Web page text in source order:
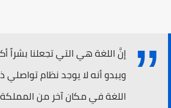
إنَّ اللغة هي التي تجعلنا بشراً
ويبدو أنه لا يوجد نظام
اللغة في مكان آخر من